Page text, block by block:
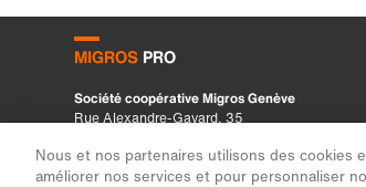
Nous et nos partenaires utilisons des cookies
améliorer nos services et pour personnaliser